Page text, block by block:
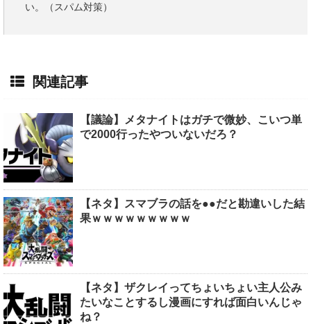
い。（スパム対策）
関連記事
【議論】メタナイトはガチで微妙、こいつ単
で2000行ったやついないだろ？
【ネタ】スマブラの話を●●だと勘違いした結
果ｗｗｗｗｗｗｗｗｗ
【ネタ】ザクレイってちょいちょい主人公み
たいなことするし漫画にすれば面白いんじゃ
ね？